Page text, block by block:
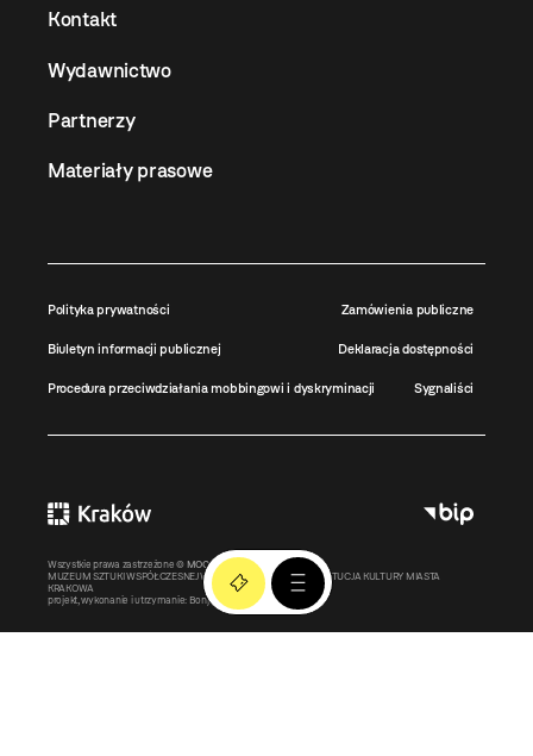
Kontakt
Wydawnictwo
Partnerzy
Materiały prasowe
Polityka prywatności Zamówienia publiczne
Biuletyn informacji publicznej Deklaracja dostępności
Procedura przeciwdziałania mobbingowi i dyskryminacji Sygnaliści
Wszystkie prawa zastrzeżone © MOCAK2011-2026
MUZEUM SZTUKI WSPÓŁCZESNEJ W KRAKOWIE MOCAK – INSTYTUCJA KULTURY MIASTA
KRAKOWA
projekt, wykonanie i utrzymanie: Bonjour.pl